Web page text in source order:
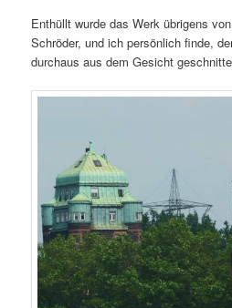
Enthüllt wurde das Werk übrigens
Schröder, und ich persönlich finde,
durchaus aus dem Gesicht